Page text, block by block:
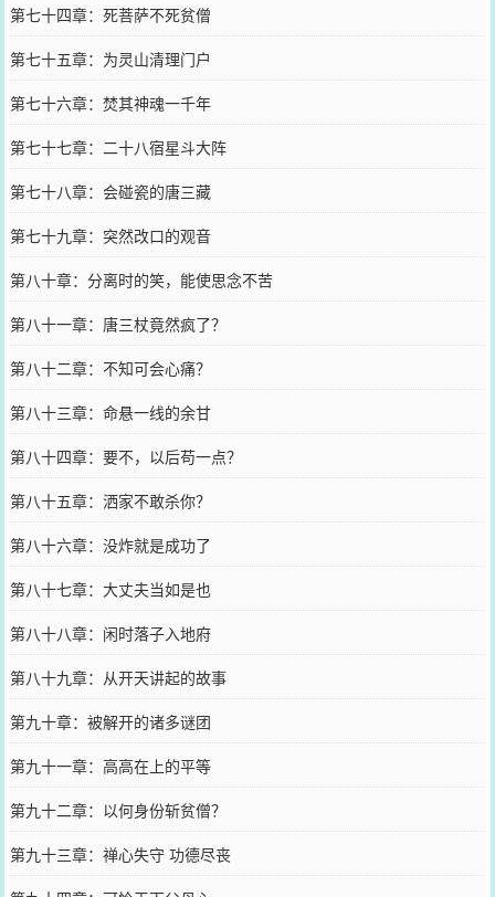
第七十四章：死菩萨不死贫僧
第七十五章：为灵山清理门户
第七十六章：焚其神魂一千年
第七十七章：二十八宿星斗大阵
第七十八章：会碰瓷的唐三藏
第七十九章：突然改口的观音
第八十章：分离时的笑，能使思念不苦
第八十一章：唐三杖竟然疯了？
第八十二章：不知可会心痛？
第八十三章：命悬一线的余甘
第八十四章：要不，以后苟一点？
第八十五章：洒家不敢杀你？
第八十六章：没炸就是成功了
第八十七章：大丈夫当如是也
第八十八章：闲时落子入地府
第八十九章：从开天讲起的故事
第九十章：被解开的诸多谜团
第九十一章：高高在上的平等
第九十二章：以何身份斩贫僧？
第九十三章：禅心失守 功德尽丧